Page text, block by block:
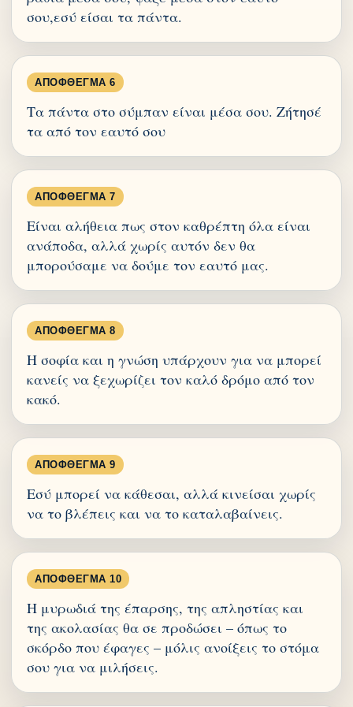
σου,εσύ είσαι τα πάντα.
ΑΠΌΦΘΕΓΜΑ 6
Τα πάντα στο σύμπαν είναι μέσα σου. Ζήτησέ
τα από τον εαυτό σου
ΑΠΌΦΘΕΓΜΑ 7
Είναι αλήθεια πως στον καθρέπτη όλα είναι
ανάποδα, αλλά χωρίς αυτόν δεν θα
μπορούσαμε να δούμε τον εαυτό μας.
ΑΠΌΦΘΕΓΜΑ 8
Η σοφία και η γνώση υπάρχουν για να μπορεί
κανείς να ξεχωρίζει τον καλό δρόμο από τον
κακό.
ΑΠΌΦΘΕΓΜΑ 9
Εσύ μπορεί να κάθεσαι, αλλά κινείσαι χωρίς
να το βλέπεις και να το καταλαβαίνεις.
ΑΠΌΦΘΕΓΜΑ 10
Η μυρωδιά της έπαρσης, της απληστίας και
της ακολασίας θα σε προδώσει – όπως το
σκόρδο που έφαγες – μόλις ανοίξεις το στόμα
σου για να μιλήσεις.